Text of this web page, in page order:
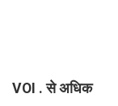
VOI . से अधिक